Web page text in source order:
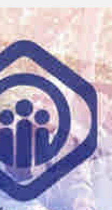
*جهان
بین الملل
آسیای غربی
آمریکا و اروپا